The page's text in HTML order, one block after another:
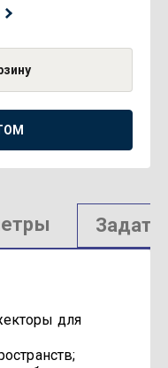
Задать
для